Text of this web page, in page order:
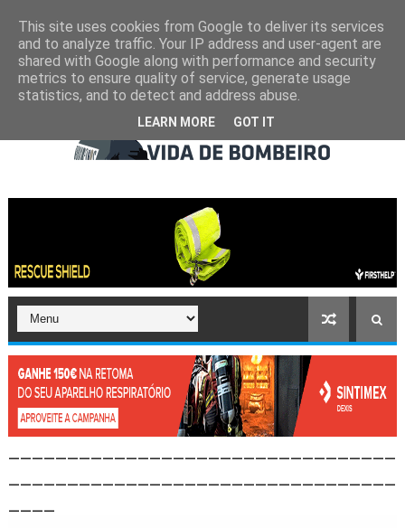
This site uses cookies from Google to deliver its services
and to analyze traffic. Your IP address and user-agent are
shared with Google along with performance and security
metrics to ensure quality of service, generate usage
statistics, and to detect and address abuse.
LEARN MORE GOT IT